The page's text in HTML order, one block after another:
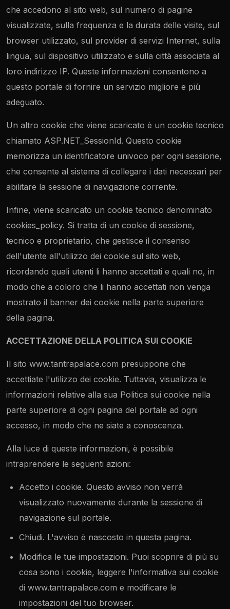
che accedono al sito web, sul numero di pagine
visualizzate, sulla frequenza e la durata delle visite, sul
browser utilizzato, sul provider di servizi Internet, sulla
lingua, sul dispositivo utilizzato e sulla città associata al
loro indirizzo IP. Queste informazioni consentono a
questo portale di fornire un servizio migliore e più
adeguato.
Un altro cookie che viene scaricato è un cookie tecnico
chiamato ASP.NET_SessionId. Questo cookie
memorizza un identificatore univoco per ogni sessione,
che consente al sistema di collegare i dati necessari per
abilitare la sessione di navigazione corrente.
Infine, viene scaricato un cookie tecnico denominato
cookies_policy. Si tratta di un cookie di sessione,
tecnico e proprietario, che gestisce il consenso
dell'utente all'utilizzo dei cookie sul sito web,
ricordando quali utenti li hanno accettati e quali no, in
modo che a coloro che li hanno accettati non venga
mostrato il banner dei cookie nella parte superiore
della pagina.
ACCETTAZIONE DELLA POLITICA SUI COOKIE
Il sito www.tantrapalace.com presuppone che
accettiate l'utilizzo dei cookie. Tuttavia, visualizza le
informazioni relative alla sua Politica sui cookie nella
parte superiore di ogni pagina del portale ad ogni
accesso, in modo che ne siate a conoscenza.
Alla luce di queste informazioni, è possibile
intraprendere le seguenti azioni:
Accetto i cookie. Questo avviso non verrà
visualizzato nuovamente durante la sessione di
navigazione sul portale.
Chiudi. L'avviso è nascosto in questa pagina.
Modifica le tue impostazioni. Puoi scoprire di più su
cosa sono i cookie, leggere l'informativa sui cookie
di www.tantrapalace.com e modificare le
impostazioni del tuo browser.